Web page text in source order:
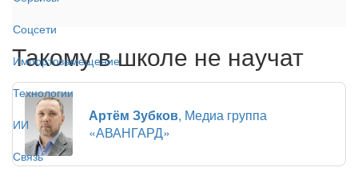
Соцсети
Импортозамещение
Технологии
ИИ
Связь
Такому в школе не научат
Артём Зубков, Медиа группа
«АВАНГАРД»